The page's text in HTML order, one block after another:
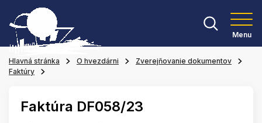
Menu
Hlavná stránka O hvezdárni
Zverejňovanie dokumentov
Faktúry
Faktúra DF058/23